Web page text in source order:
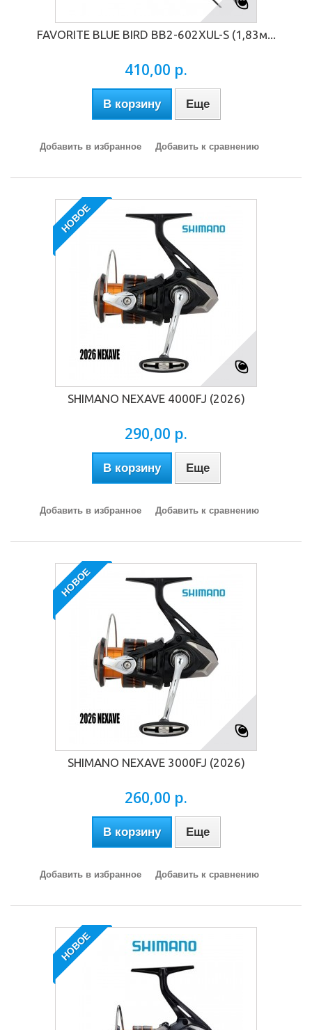
FAVORITE BLUE BIRD BB2-602XUL-S (1,83м...
410,00 р.
В корзину Еще
Добавить в избранное Добавить к сравнению
НОВОЕ
SHIMANO NEXAVE 4000FJ (2026)
290,00 р.
В корзину Еще
Добавить в избранное Добавить к сравнению
НОВОЕ
SHIMANO NEXAVE 3000FJ (2026)
260,00 р.
В корзину Еще
Добавить в избранное Добавить к сравнению
НОВОЕ